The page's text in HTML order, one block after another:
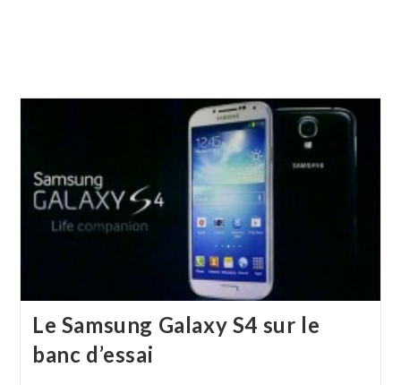
Le Samsung Galaxy S4 sur le
banc d’essai